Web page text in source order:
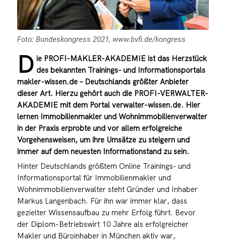
Foto: Bundeskongress 2021, www.bvfi.de/kongress
D ie PROFI-MAKLER-AKADEMIE ist das Herzstück
des bekannten Trainings- und Informationsportals
makler-wissen.de – Deutschlands größter Anbieter
dieser Art. Hierzu gehört auch die PROFI-VERWALTER-
AKADEMIE mit dem Portal verwalter-wissen.de. Hier
lernen Immobilienmakler und Wohnimmobilienverwalter
in der Praxis erprobte und vor allem erfolgreiche
Vorgehensweisen, um ihre Umsätze zu steigern und
immer auf dem neuesten Informationstand zu sein.
Hinter Deutschlands größtem Online Trainings- und
Informationsportal für Immobilienmakler und
Wohnimmobilienverwalter steht Gründer und Inhaber
Markus Langenbach. Für ihn war immer klar, dass
gezielter Wissensaufbau zu mehr Erfolg führt. Bevor
der Diplom-Betriebswirt 10 Jahre als erfolgreicher
Makler und Büroinhaber in München aktiv war,